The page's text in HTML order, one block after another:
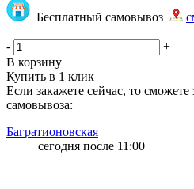
Бесплатный самовывоз
-
+
В корзину
Купить в 1 клик
Если закажете сейчас, то сможете
самовывоза:
Багратионовская
сегодня после 11:00